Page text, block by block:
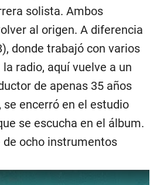
solista. Ambos
al origen. A diferencia
donde trabajó con varios
radio, aquí vuelve a un
de apenas 35 años
se encerró en el estudio
se escucha en el álbum.
de ocho instrumentos